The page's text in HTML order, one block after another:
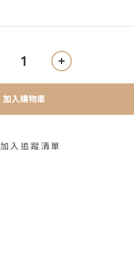
加入購物車
加入追蹤清單